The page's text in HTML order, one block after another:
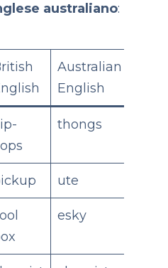
australiano:
Australian
English
thongs
ute
esky